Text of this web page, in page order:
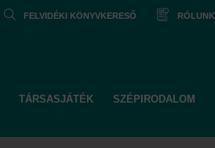
FELVIDÉKI KÖNYVKERESŐ RÓLUNK
TÁRSASJÁTÉK SZÉPIRODALOM